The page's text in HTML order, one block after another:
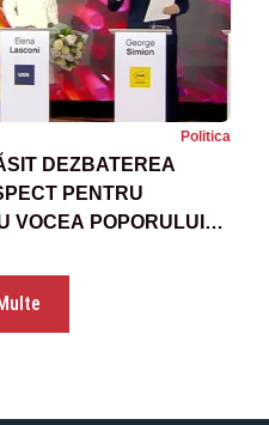
Politica
DEZBATEREA
PENTRU
VOCEA POPORULUI